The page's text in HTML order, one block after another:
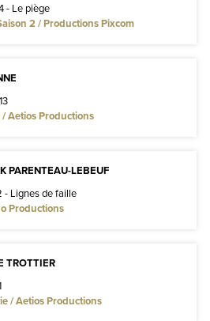
- Le piège
2 / Productions Pixcom
/ Aetios Productions
PARENTEAU-LEBEUF
- Lignes de faille
Duo Productions
TROTTIER
/ Aetios Productions